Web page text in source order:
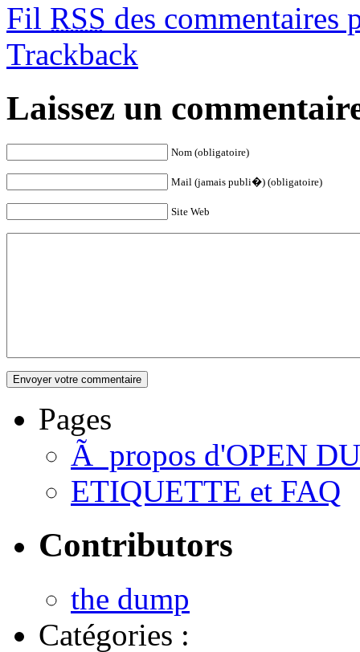
Fil RSS des commentaires
Trackback
Laissez un
Nom (obligatoire)
Mail (jamais publi�) (obligatoire)
Site Web
Pages
Ã propos d'OPEN
ETIQUETTE et FAQ
Contributors
the dump
Catégories :